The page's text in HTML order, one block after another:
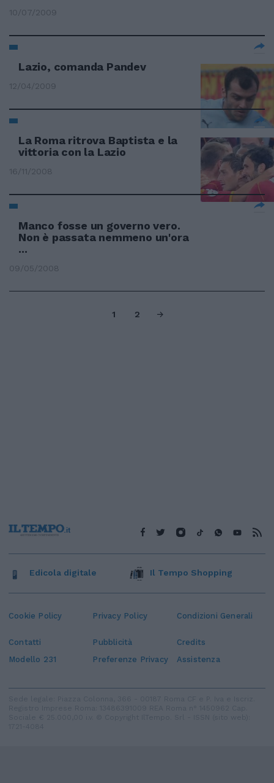
10/07/2009
Lazio, comanda Pandev
12/04/2009
La Roma ritrova Baptista e la
vittoria con la Lazio
16/11/2008
Manco fosse un governo vero.
Non è passata nemmeno un'ora
...
09/05/2008
1 2
Cookie Policy Privacy Policy Condizioni Generali
Contatti Pubblicità
Credits
Modello 231
Preferenze Privacy Assistenza
Edicola digitale Il Tempo Shopping